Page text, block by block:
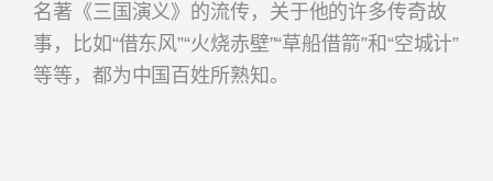
名著《三国演义》的流传，关于他的许多传奇故
事，比如“借东风”“火烧赤壁”“草船借箭”和“空城计”
等等，都为中国百姓所熟知。